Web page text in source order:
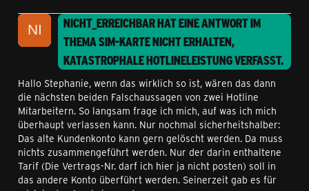
NICHT_ERREICHBARHAT EINE ANTWORT IM
THEMASIM-KARTE NICHT ERHALTEN,
KATASTROPHALE HOTLINELEISTUNGVERFASST.
Hallo Stephanie, wenn das wirklich so ist, wären das dann
die nächsten beiden Falschaussagen von zwei Hotline
Mitarbeitern. So langsam frage ich mich, auf was ich mich
überhaupt verlassen kann. Nur nochmal sicherheitshalber:
Das alte Kundenkonto kann gern gelöscht werden. Da muss
nichts zusammengeführt werden. Nur der darin enthaltene
Tarif (Die Vertrags-Nr. darf ich hier ja nicht posten) soll in
das andere Konto überführt werden. Seinerzeit gab es für